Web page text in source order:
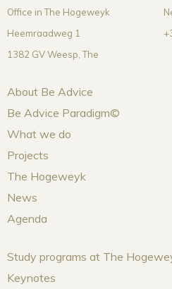
Office in The Hogeweyk
Heemraadweg 1
1382 GV Weesp,The
About Be Advice
Be Advice Paradigm©
What we do
Projects
The Hogeweyk
News
Agenda
Study programs at The
Keynotes